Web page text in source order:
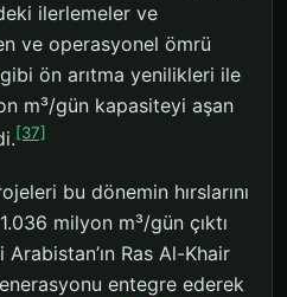
ilerlemeler ve
ve operasyonel ömrü
gibi ön arıtma yenilikleri ile
m³/gün kapasiteyi aşan
[37]
bu dönemin hırslarını
milyon m³/gün çıktı
Ras Al-Khair
entegre ederek